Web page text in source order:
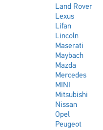
Land Rover
Lexus
Lifan
Lincoln
Maserati
Maybach
Mazda
Mercedes
MINI
Mitsubishi
Nissan
Opel
Peugeot